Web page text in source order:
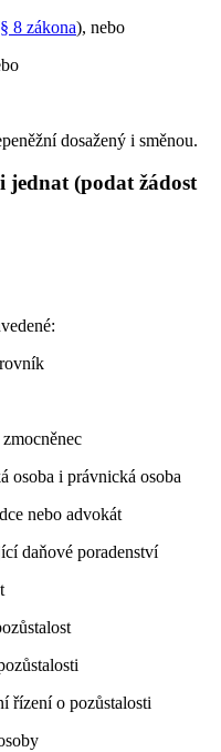
§ 8 zákona), nebo
dosažený i směnou.
jednat (podat žádost
osoba i právnická osoba
nebo advokát
daňové poradenství
řízení o pozůstalosti